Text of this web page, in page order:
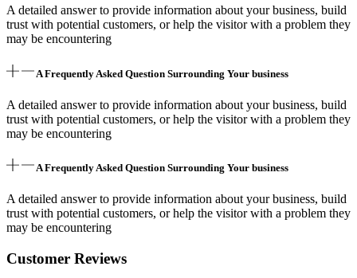
A detailed answer to provide information about your business, build
trust with potential customers, or help the visitor with a problem they
may be encountering
A Frequently Asked Question Surrounding Your business
A detailed answer to provide information about your business, build
trust with potential customers, or help the visitor with a problem they
may be encountering
A Frequently Asked Question Surrounding Your business
A detailed answer to provide information about your business, build
trust with potential customers, or help the visitor with a problem they
may be encountering
Customer Reviews